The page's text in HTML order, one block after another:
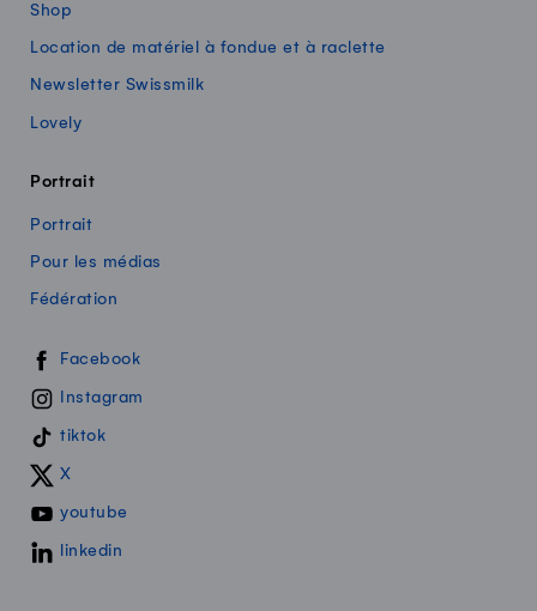
Shop
Location de matériel à fondue et à raclette
Newsletter Swissmilk
Lovely
Portrait
Portrait
Pour les médias
Fédération
Swissmilk sur les réseaux sociaux
Facebook
Instagram
tiktok
X
youtube
linkedin